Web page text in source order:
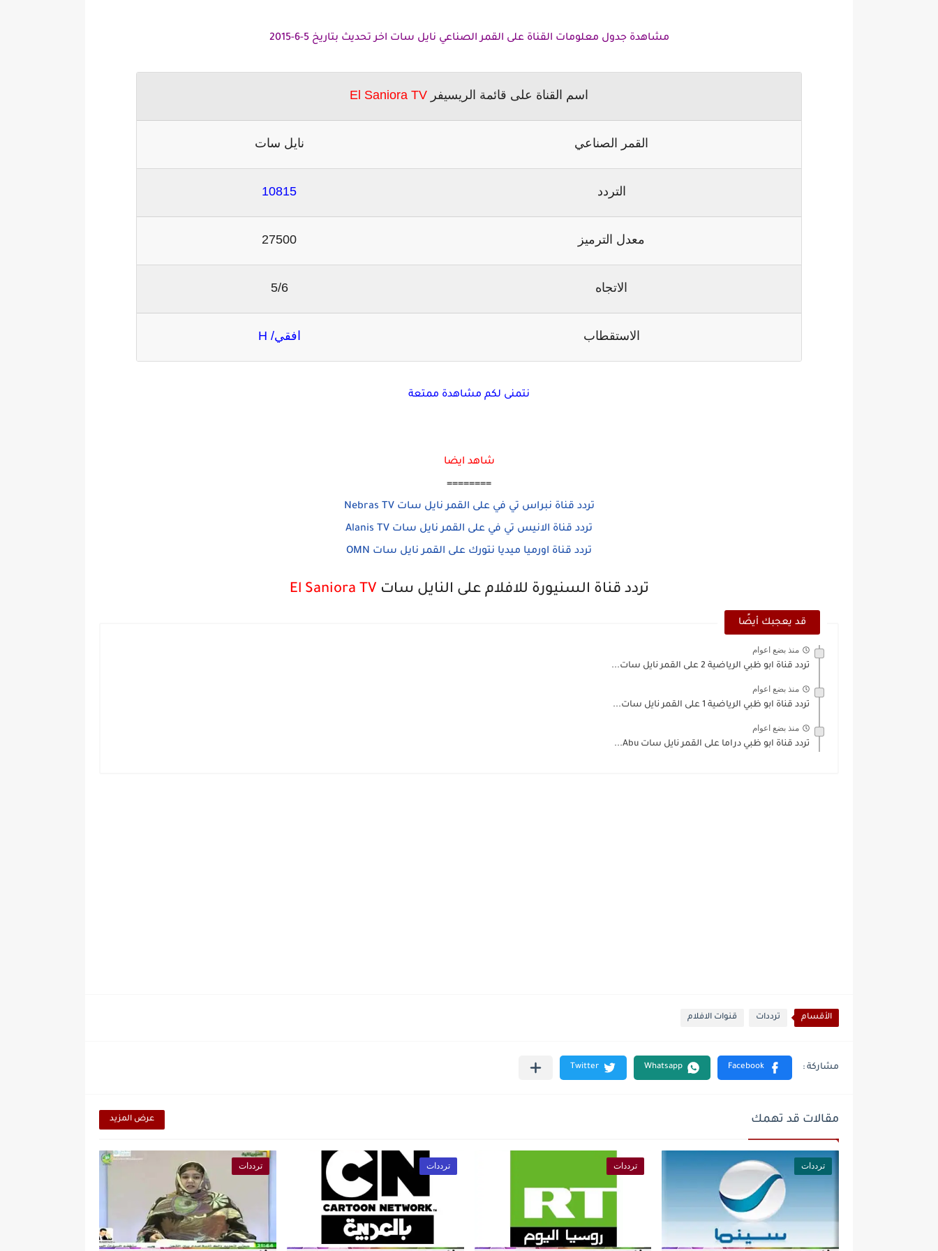
مشاهدة جدول معلومات القناة على القمر الصناعي نايل سات اخر تحديث بتاريخ 5-6-2015
اسم القناة على قائمة الريسيفر El Saniora TV
القمر الصناعي نايل سات
التردد 10815
معدل الترميز 27500
الاتجاه 5/6
الاستقطاب افقي/ H
نتمنى لكم مشاهدة ممتعة
شاهد ايضا
========
تردد قناة نبراس تي في على القمر نايل سات Nebras TV
تردد قناة الانيس تي في على القمر نايل سات Alanis TV
تردد قناة اورميا ميديا نتورك على القمر نايل سات OMN
تردد قناة السنيورة للافلام على النايل سات El Saniora TV
قد يعجبك أيضًا
منذ بضع اعوام
تردد قناة ابو ظبي الرياضية 2 على القمر نايل سات...
منذ بضع اعوام
تردد قناة ابو ظبي الرياضية 1 على القمر نايل سات...
منذ بضع اعوام
تردد قناة ابو ظبي دراما على القمر نايل سات Abu...
الأقسام ترددات قنوات الافلام
مقالات قد تهمك عرض المزيد
ترددات ترددات ترددات ترددات